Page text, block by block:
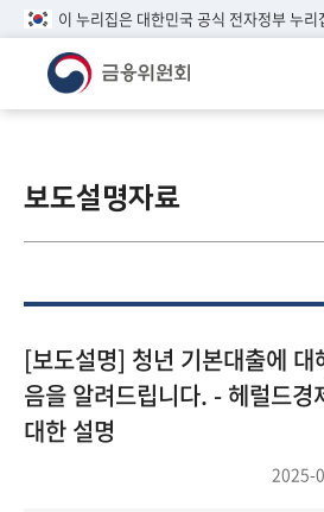
이 누리집은 대한민국 공식 전자정부 누리
린
이알
참
여
마
당
보도설명자료
[보도설명] 청년 기본대출에
음을 알려드립니다. - 헤럴드
대한 설명
2025-